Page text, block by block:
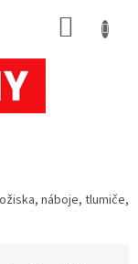
náboje, tlumiče,